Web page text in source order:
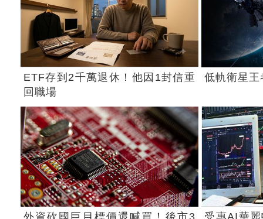
ETF存到2千萬退休！他因1封信重
回職場
低軌衛星
外資砍國巨目標價還喊買！後市3 受惠AI華